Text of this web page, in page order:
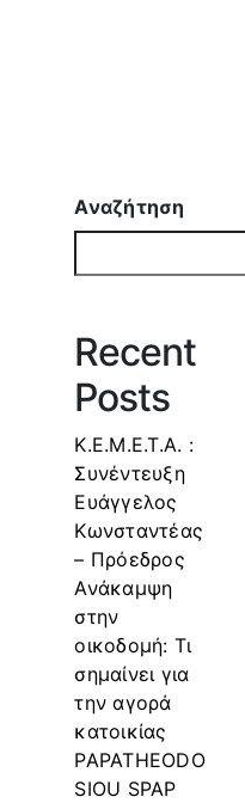
Αναζήτηση
Recent
Posts
Κ.Ε.Μ.Ε.Τ.Α. :
Συνέντευξη
Ευάγγελος
Κωνσταντέας
– Πρόεδρος
Ανάκαμψη
στην
οικοδομή: Τι
σημαίνει για
την αγορά
κατοικίας
PAPATHEODO
SIOU SPAP